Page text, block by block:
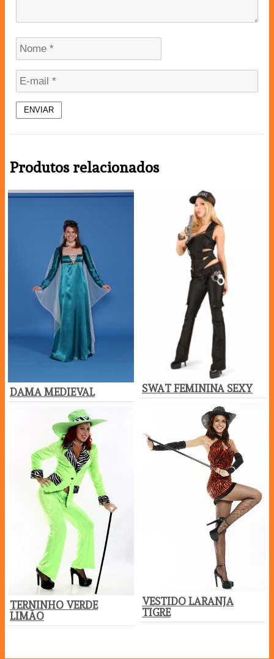
Produtos relacionados
DAMA MEDIEVAL SWAT FEMININA SEXY
VESTIDO LARANJA
TIGRE
TERNINHO VERDE
LIMÃO